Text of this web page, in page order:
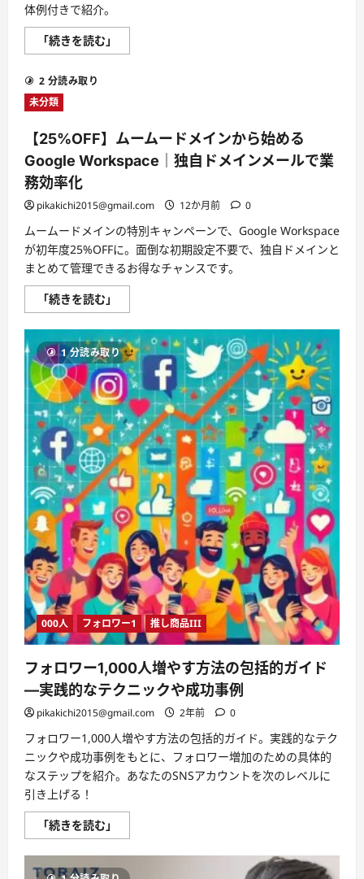
い
ら
体例付きで紹介。
「続きを読む」
ポ
完
全
略
｜
大
限
お
得
に
ポ
ン
を
獲
得
す
る
方
法
に
つ
い
て
さ
ら
に
読
む
2 分読み取り
未分類
【25%OFF】ムームードメインから始める
Google Workspace｜独自ドメインメールで業
務効率化
pikakichi2015@gmail.com 12か月前 0
ムームードメインの特別キャンペーンで、Google Workspace
が初年度25%OFFに。面倒な初期設定不要で、独自ドメインと
まとめて管理できるお得なチャンスです。
「続きを読む」
ム
ム
ー
ド
メ
イ
ン
か
ら
始
め
る
Google
Workspace
｜
独
自
ド
メ
イ
ン
メ
ー
ル
で
業
務
効
率
に
つ
い
て
さ
ら
に
読
む
1 分読み取り
000人 フォロワー1 推し商品III
フォロワー1,000人増やす方法の包括的ガイド
—実践的なテクニックや成功事例
pikakichi2015@gmail.com 2年前 0
フォロワー1,000人増やす方法の包括的ガイド。実践的なテク
ニックや成功事例をもとに、フォロワー増加のための具体的
なステップを紹介。あなたのSNSアカウントを次のレベルに
引き上げる！
「続きを読む」
ォ
ワ
ー